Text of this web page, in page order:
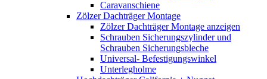
Caravanschiene
Zölzer Dachträger Montage
Zölzer Dachträger Montage anzeigen
Schrauben Sicherungszylinder und
Schrauben Sicherungsbleche
Universal- Befestigungswinkel
Unterlegholme